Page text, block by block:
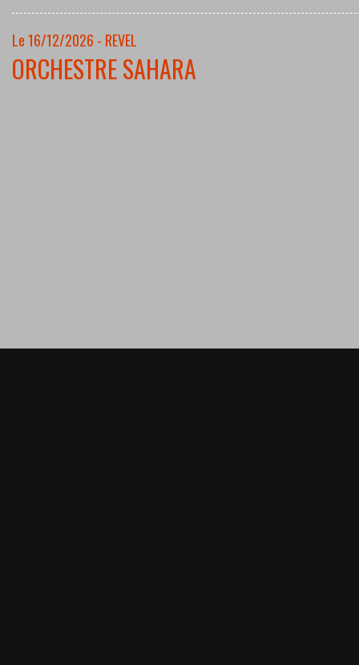
Le 16/12/2026 - REVEL
ORCHESTRE SAHARA